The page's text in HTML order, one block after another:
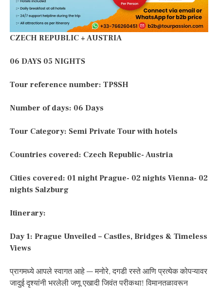
CZECH REPUBLIC + AUSTRIA
06 DAYS 05 NIGHTS
Tour reference number: TP8SH
Number of days: 06 Days
Tour Category: Semi Private Tour with hotels
Countries covered: Czech Republic- Austria
Cities covered: 01 night Prague- 02 nights Vienna- 02
nights Salzburg
Itinerary:
Day 1: Prague Unveiled – Castles, Bridges & Timeless
Views
प्रागमध्ये आपले स्वागत आहे — मनोरे, दगडी रस्ते आणि प्रत्येक कोपऱ्यावर
जादुई दृश्यांनी भरलेली जणू एखादी जिवंत परीकथा! विमानतळावरून